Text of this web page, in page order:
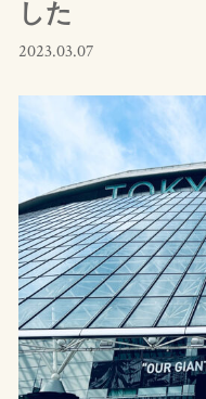
した
2023.03.07